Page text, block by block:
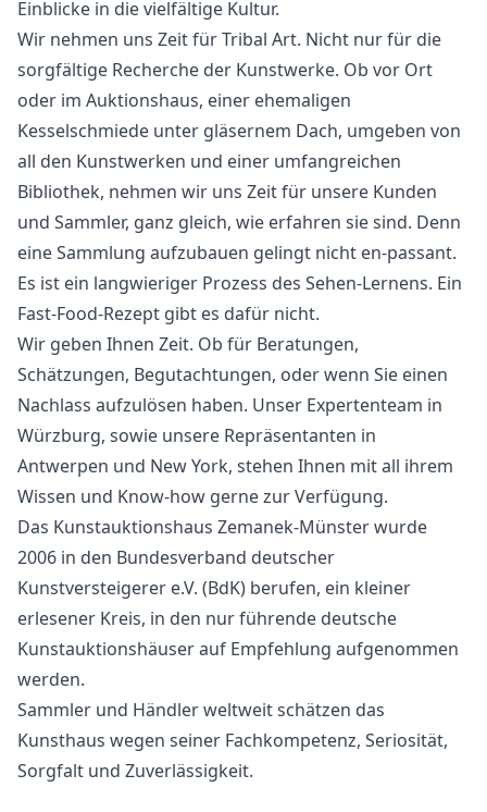
Einblicke in die vielfältige Kultur.
Wir nehmen uns Zeit für Tribal Art. Nicht nur für die
sorgfältige Recherche der Kunstwerke. Ob vor Ort
oder im Auktionshaus, einer ehemaligen
Kesselschmiede unter gläsernem Dach, umgeben von
all den Kunstwerken und einer umfangreichen
Bibliothek, nehmen wir uns Zeit für unsere Kunden
und Sammler, ganz gleich, wie erfahren sie sind. Denn
eine Sammlung aufzubauen gelingt nicht en-passant.
Es ist ein langwieriger Prozess des Sehen-Lernens. Ein
Fast-Food-Rezept gibt es dafür nicht.
Wir geben Ihnen Zeit. Ob für Beratungen,
Schätzungen, Begutachtungen, oder wenn Sie einen
Nachlass aufzulösen haben. Unser Expertenteam in
Würzburg, sowie unsere Repräsentanten in
Antwerpen und New York, stehen Ihnen mit all ihrem
Wissen und Know-how gerne zur Verfügung.
Das Kunstauktionshaus Zemanek-Münster wurde
2006 in den Bundesverband deutscher
Kunstversteigerer e.V. (BdK) berufen, ein kleiner
erlesener Kreis, in den nur führende deutsche
Kunstauktionshäuser auf Empfehlung aufgenommen
werden.
Sammler und Händler weltweit schätzen das
Kunsthaus wegen seiner Fachkompetenz, Seriosität,
Sorgfalt und Zuverlässigkeit.